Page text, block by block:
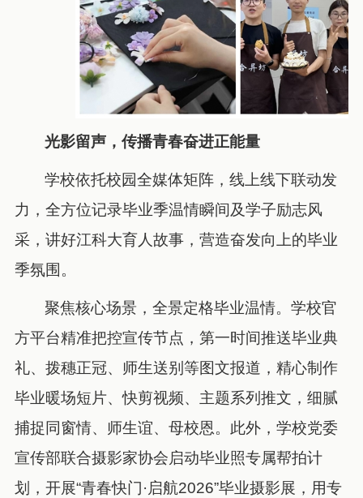
光影留声，传播青春奋进正能量
学校依托校园全媒体矩阵，线上线下联动发
力，全方位记录毕业季温情瞬间及学子励志风
采，讲好江科大育人故事，营造奋发向上的毕业
季氛围。
聚焦核心场景，全景定格毕业温情。学校官
方平台精准把控宣传节点，第一时间推送毕业典
礼、拨穗正冠、师生送别等图文报道，精心制作
毕业暖场短片、快剪视频、主题系列推文，细腻
捕捉同窗情、师生谊、母校恩。此外，学校党委
宣传部联合摄影家协会启动毕业照专属帮拍计
划，开展“青春快门·启航2026”毕业摄影展，用专